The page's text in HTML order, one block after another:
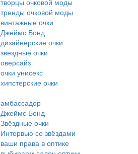
творцы очковой моды
тренды очковой моды
винтажные очки
Джеймс Бонд
дизайнерские очки
звездные очки
оверсайз
очки унисекс
хипстерские очки
амбассадор
Джеймс Бонд
Звёздные очки
Интервью со звёздами
ваши права в оптике